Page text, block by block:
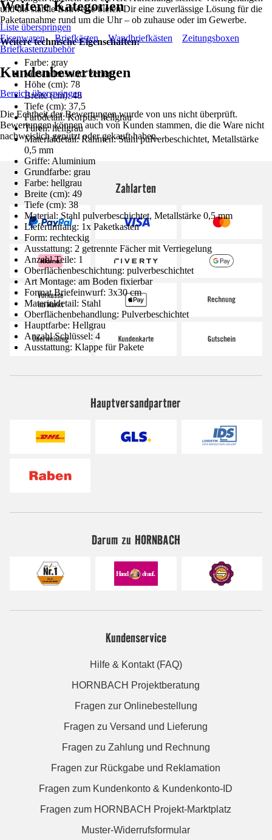
und die stabile Bauweise bieten Dir eine zuverlässige Lösung für die
Paketannahme rund um die Uhr – ob zuhause oder im Gewerbe.
Weitere technische Eigenschaften:
Farbe: gray
Versandzustand: zerlegt
Höhe (cm): 78
Breite (cm): 48
Tiefe (cm): 37,5
Farbdetail: Korpus: hellgrau
Türen: hellgrau
Materialdetail: Rahmen: Stahl pulverbeschichtet, Metallstärke
0,5 mm
Griffe: Aluminium
Grundfarbe: grau
Farbe: hellgrau
Breite (cm): 49
Tiefe (cm): 38
Material: Stahl pulverbeschichtet, Metallstärke 0,5 mm
Lieferumfang: 1x Paketkasten
Form: rechteckig
Ausstattung: 2 getrennte Fächer mit Verriegelung
Anzahl Teile: 1
Oberflächenbeschichtung: pulverbeschichtet
Art Montage: am Boden fixierbar
Format Briefeinwurf: 3x30 cm
Materialdetail: Stahl
Oberflächenbehandlung: Pulverbeschichtet
Hauptfarbe: Hellgrau
Anzahl Schlüssel: 4
Ausstattung: Klappe für Pakete
Weitere Kategorien
Liste überspringen
Eisenwaren
Briefkästen Wandbriefkästen
Zeitungsboxen
Briefkastenzubehör
Kundenbewertungen
Bereich überspringen
Die Echtheit der Bewertungen wurde von uns nicht überprüft.
Bewertungen können auch von Kunden stammen, die die Ware nicht
nachweislich genutzt oder gekauft haben.
Zahlarten
Hauptversandpartner
Darum zu HORNBACH
Kundenservice
Hilfe & Kontakt (FAQ)
HORNBACH Projektberatung
Fragen zur Onlinebestellung
Fragen zu Versand und Lieferung
Fragen zu Zahlung und Rechnung
Fragen zur Rückgabe und Reklamation
Fragen zum Kundenkonto & Kundenkonto-ID
Fragen zum HORNBACH Projekt-Marktplatz
Muster-Widerrufsformular